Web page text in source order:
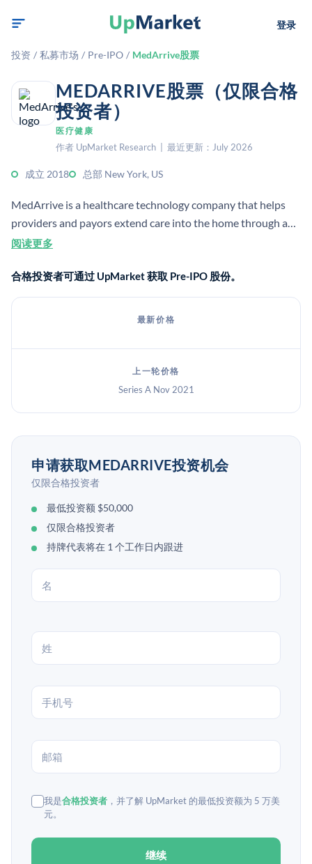
登录
投资 / 私募市场 / Pre-IPO / MedArrive股票
MEDARRIVE股票（仅限合格
投资者）
医疗健康
作者 UpMarket Research | 最近更新：July 2026
成立 2018 总部 New York, US
MedArrive is a healthcare technology company that helps
providers and payors extend care into the home through a
care management platform. It combines virtual care with
services and lower care costs.
阅读更多
合格投资者可通过 UpMarket 获取 Pre-IPO 股份。
最新价格
上一轮价格
Series A Nov 2021
申请获取MEDARRIVE投资机会
仅限合格投资者
最低投资额 $50,000
仅限合格投资者
持牌代表将在 1 个工作日内跟进
我是合格投资者 ，并了解 UpMarket 的最低投资额为 5 万美
元。
继续